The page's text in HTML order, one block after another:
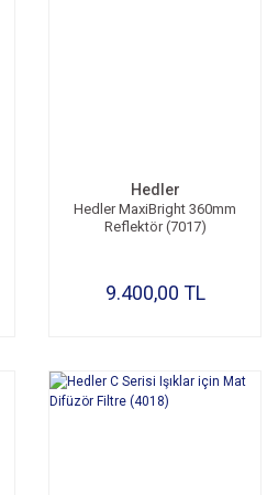
Hedler
Hedler MaxiBright 360mm
Reflektör (7017)
9.400,00 TL